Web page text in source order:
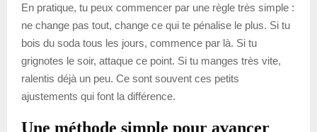
En pratique, tu peux commencer par une règle très simple :
ne change pas tout, change ce qui te pénalise le plus. Si tu
bois du soda tous les jours, commence par là. Si tu
grignotes le soir, attaque ce point. Si tu manges très vite,
ralentis déjà un peu. Ce sont souvent ces petits
ajustements qui font la différence.
Une méthode simple pour avancer